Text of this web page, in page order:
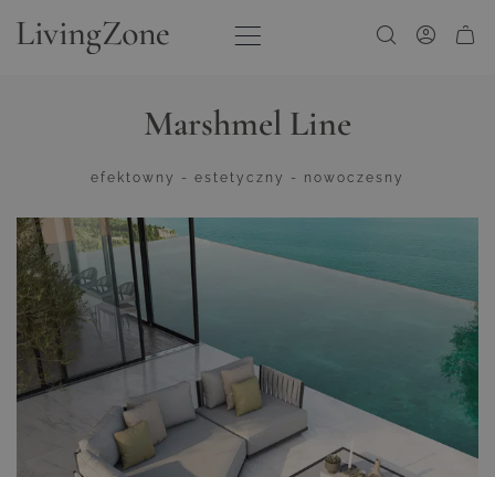
Marshmel Line
efektowny - estetyczny - nowoczesny